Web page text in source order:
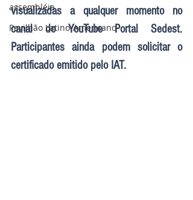
assembléia
Pavilhão Latino-Americano
visualizadas a qualquer momento no
canal do YouTube Portal Sedest.
Participantes ainda podem solicitar o
certificado emitido pelo IAT.